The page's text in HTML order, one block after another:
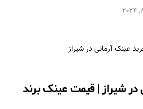
در شیراز | قیمت عینک برند